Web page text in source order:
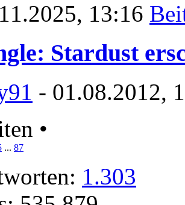
13:16
Stardust
- 01.08.2012,
•
... 87
1.303